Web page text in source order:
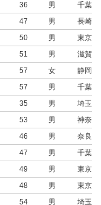
36 男
千葉県
47 男
長崎県
50 男
東京都
51 男
滋賀県
57 女
静岡県
57 男
千葉県
35 男
埼玉県
53 男
神奈川
46 男
奈良県
47 男
千葉県
49 男
東京都
48 男
東京都
54 男
埼玉県